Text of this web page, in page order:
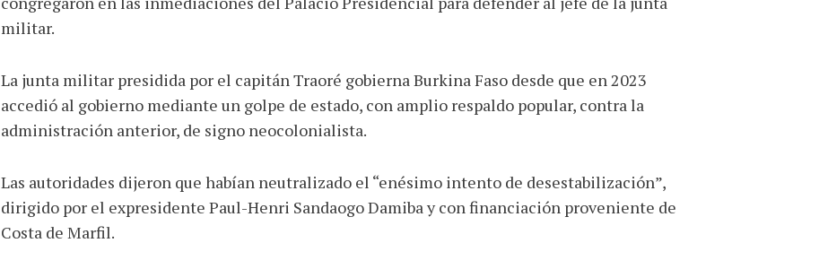
militar.
La junta militar presidida por el capitán Traoré gobierna Burkina Faso desde que en 2023
accedió al gobierno mediante un golpe de estado, con amplio respaldo popular, contra la
administración anterior, de signo neocolonialista.
Las autoridades dijeron que habían neutralizado el “enésimo intento de desestabilización”,
dirigido por el expresidente Paul-Henri Sandaogo Damiba y con financiación proveniente de
Costa de Marfil.